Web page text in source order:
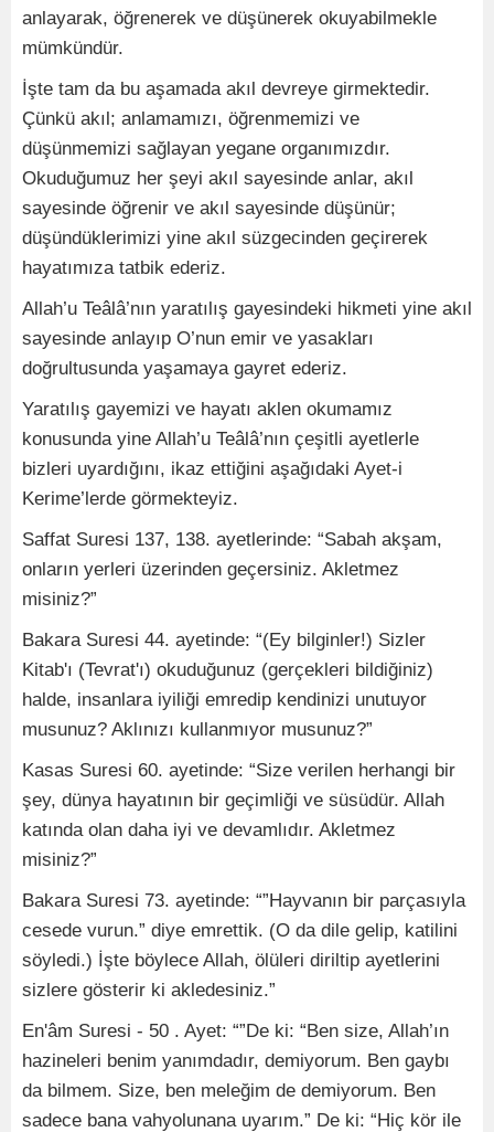
anlayarak, öğrenerek ve düşünerek okuyabilmekle
mümkündür.
İşte tam da bu aşamada akıl devreye girmektedir.
Çünkü akıl; anlamamızı, öğrenmemizi ve
düşünmemizi sağlayan yegane organımızdır.
Okuduğumuz her şeyi akıl sayesinde anlar, akıl
sayesinde öğrenir ve akıl sayesinde düşünür;
düşündüklerimizi yine akıl süzgecinden geçirerek
hayatımıza tatbik ederiz.
Allah’u Teâlâ’nın yaratılış gayesindeki hikmeti yine akıl
sayesinde anlayıp O’nun emir ve yasakları
doğrultusunda yaşamaya gayret ederiz.
Yaratılış gayemizi ve hayatı aklen okumamız
konusunda yine Allah’u Teâlâ’nın çeşitli ayetlerle
bizleri uyardığını, ikaz ettiğini aşağıdaki Ayet-i
Kerime’lerde görmekteyiz.
Saffat Suresi 137, 138. ayetlerinde: “Sabah akşam,
onların yerleri üzerinden geçersiniz. Akletmez
misiniz?”
Bakara Suresi 44. ayetinde: “(Ey bilginler!) Sizler
Kitab'ı (Tevrat'ı) okuduğunuz (gerçekleri bildiğiniz)
halde, insanlara iyiliği emredip kendinizi unutuyor
musunuz? Aklınızı kullanmıyor musunuz?”
Kasas Suresi 60. ayetinde: “Size verilen herhangi bir
şey, dünya hayatının bir geçimliği ve süsüdür. Allah
katında olan daha iyi ve devamlıdır. Akletmez
misiniz?”
Bakara Suresi 73. ayetinde: “”Hayvanın bir parçasıyla
cesede vurun.” diye emrettik. (O da dile gelip, katilini
söyledi.) İşte böylece Allah, ölüleri diriltip ayetlerini
sizlere gösterir ki akledesiniz.”
En'âm Suresi - 50 . Ayet: “”De ki: “Ben size, Allah’ın
hazineleri benim yanımdadır, demiyorum. Ben gaybı
da bilmem. Size, ben meleğim de demiyorum. Ben
sadece bana vahyolunana uyarım.” De ki: “Hiç kör ile